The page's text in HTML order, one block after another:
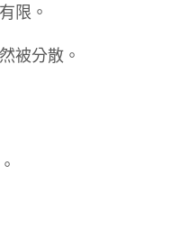
限。
被分散。